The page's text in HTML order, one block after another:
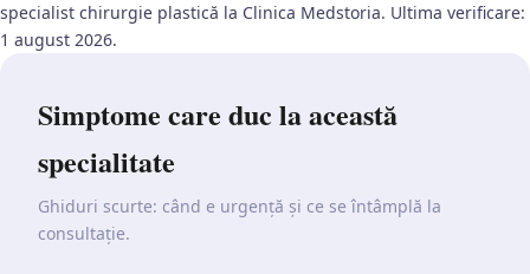
specialist chirurgie plastică la Clinica Medstoria. Ultima verificare:
1 august 2026.
Simptome care duc la această
specialitate
Ghiduri scurte: când e urgență și ce se întâmplă la
consultație.